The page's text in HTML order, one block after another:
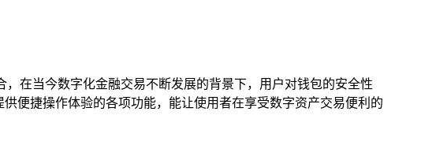
在当今数字化金融交易不断发展的背景下，用户对钱包的安全性
便捷操作体验的各项功能，能让使用者在享受数字资产交易便利的